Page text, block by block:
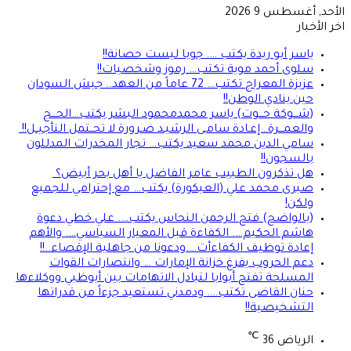
الأحد, أغسطس 9 2026
اخر الأخبار
ياسر أبو ريدة يكتب …. جوبا ليست حصانة!!
سلوى أحمد موية تكتب… رموز وشخصيات!!
عزيزة المعراج تكتب… 72 عاماً من العهد.. جيش السودان
حين ينادي الوطن!!
(شـــوكة حـــوت) ياسر محمدمحمود البشر يكتب…الحـــج
والعمـــرة…إعـادة سامـى الرشيـد ضـرورة لا تحــتمل التأجيــل!!
سامي الدين محمد سعيد يكتب… تجار المخدرات المدللون
بالسجون!!
هل تذكرون الطبيب عامر الفاضل يا أهل بحر أبيض؟
صبرى محمد علي (العيكورة) يكتب… مع إحترامي للجميع
ولكن!
(بالواضح) فتح الرحمن النحاس يكتب…. علي خطي دعوة
هاشم الحكيم…. الكفاءة قبل المعيار السياسي…. والأهم
إعادة توظيف الكفاءأت….ودعونا من جاهلية الإقصاء..!!
دعم الحروب يفرغ خزانة الإمارات … وانتصارات القوات
المسلحة تفتح أبوابا لتبادل الاتهامات بين أبوظبي ووكلاءها
حنان القاضى تكتب…. ودمدني تستعيد جزءاً من قدراتها
التشخيصية!!
الرياض 36
℃